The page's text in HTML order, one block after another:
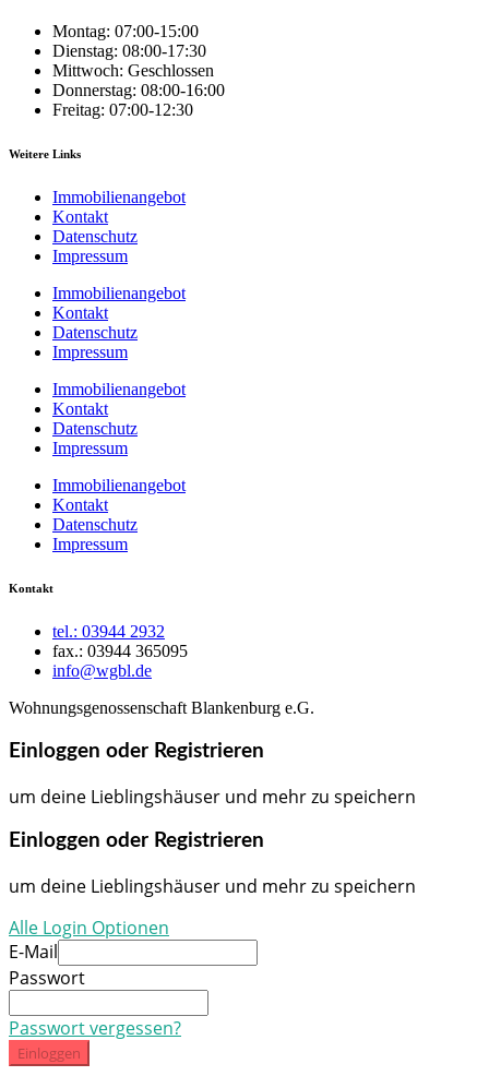
Montag: 07:00-15:00
Dienstag: 08:00-17:30
Mittwoch: Geschlossen
Donnerstag: 08:00-16:00
Freitag: 07:00-12:30
Weitere Links
Immobilienangebot
Kontakt
Datenschutz
Impressum
Immobilienangebot
Kontakt
Datenschutz
Impressum
Immobilienangebot
Kontakt
Datenschutz
Impressum
Immobilienangebot
Kontakt
Datenschutz
Impressum
Kontakt
tel.: 03944 2932
fax.: 03944 365095
info@wgbl.de
Wohnungsgenossenschaft Blankenburg e.G.
Einloggen oder Registrieren
um deine Lieblingshäuser und mehr zu speichern
Einloggen oder Registrieren
um deine Lieblingshäuser und mehr zu speichern
Alle Login Optionen
E-Mail
Passwort
Passwort vergessen?
Einloggen